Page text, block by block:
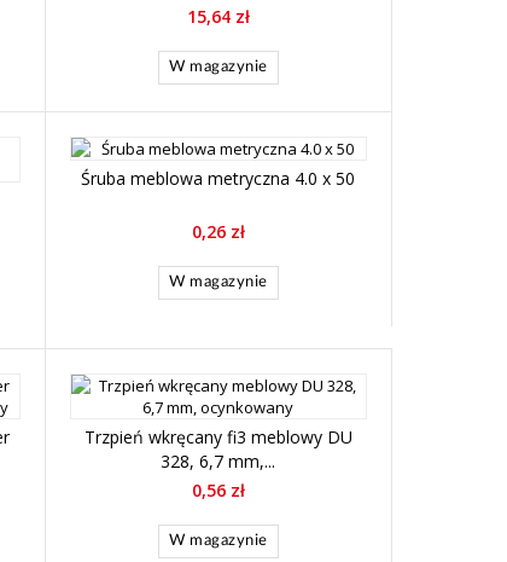
15,64 zł
W magazynie
Śruba meblowa metryczna 4.0 x 50
0,26 zł
W magazynie
Trzpień wkręcany fi3 meblowy DU
328, 6,7 mm,...
0,56 zł
W magazynie